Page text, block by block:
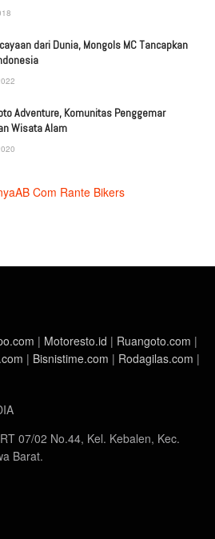
dari Dunia, Mongols MC Tancapkan
Adventure, Komunitas Penggemar
Wisata Alam
| Motoresto.id | Ruangoto.com |
| Bisnistime.com | Rodagilas.com |
07/02 No.44, Kel. Kebalen, Kec.
Barat.